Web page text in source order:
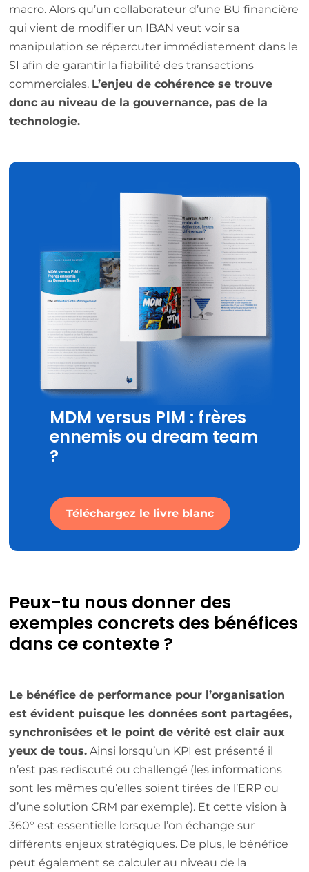
macro. Alors qu’un collaborateur d’une BU financière
qui vient de modifier un IBAN veut voir sa
manipulation se répercuter immédiatement dans le
SI afin de garantir la fiabilité des transactions
commerciales. L’enjeu de cohérence se trouve
donc au niveau de la gouvernance, pas de la
technologie.
MDM versus PIM : frères
ennemis ou dream team
?
Téléchargez le livre blanc
Peux-tu nous donner des
exemples concrets des bénéfices
dans ce contexte ?
Le bénéfice de performance pour l’organisation
est évident puisque les données sont partagées,
synchronisées et le point de vérité est clair aux
yeux de tous. Ainsi lorsqu’un KPI est présenté il
n’est pas rediscuté ou challengé (les informations
sont les mêmes qu’elles soient tirées de l’ERP ou
d’une solution CRM par exemple). Et cette vision à
360° est essentielle lorsque l’on échange sur
différents enjeux stratégiques. De plus, le bénéfice
peut également se calculer au niveau de la